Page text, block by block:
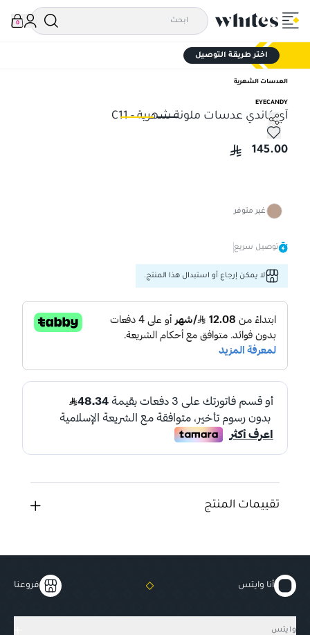
0
اختر طريقة التوصيل
العدسات الشهرية
EYECANDY
آي كاندي عدسات ملونة شهرية - C11
آي كاندي عدسات ملونة شهرية - C11
145.00
غير متوفر
توصيل سريع
لا يمكن إرجاع أو استبدال هذا المنتج.
تقييمات المنتج
أنا وايتس فروعنا
وايتس